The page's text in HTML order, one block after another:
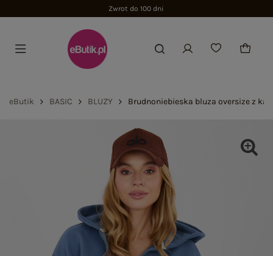
Zwrot do 100 dni
eButik BASIC BLUZY Brudnoniebieska bluza oversize z